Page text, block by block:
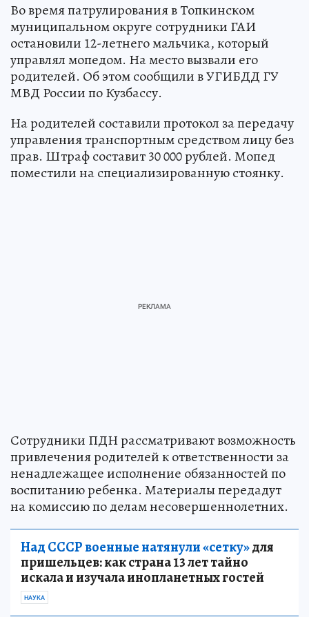
Во время патрулирования в Топкинском
муниципальном округе сотрудники ГАИ
остановили 12-летнего мальчика, который
управлял мопедом. На место вызвали его
родителей. Об этом сообщили в УГИБДД ГУ
МВД России по Кузбассу.
На родителей составили протокол за передачу
управления транспортным средством лицу без
прав. Штраф составит 30 000 рублей. Мопед
поместили на специализированную стоянку.
Сотрудники ПДН рассматривают возможность
привлечения родителей к ответственности за
ненадлежащее исполнение обязанностей по
воспитанию ребенка. Материалы передадут
на комиссию по делам несовершеннолетних.
Над СССР военные натянули «сетку»для
пришельцев: как страна 13 лет тайно
искала и изучала инопланетных гостей
НАУКА